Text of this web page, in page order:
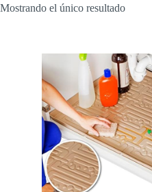
Mostrando el único resultado